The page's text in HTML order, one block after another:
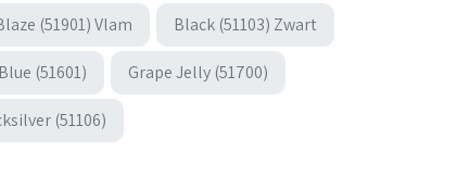
(51901) Vlam Black (51103) Zwart
(51601) Grape Jelly (51700)
(51106)